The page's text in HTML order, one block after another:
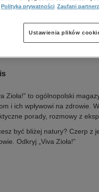
13.07.2026
CD Media Sp. z o.o.
2657-5361
Zioła!” to ogólnopolski
i ich wpływowi na zdrowie.
porady, rozmowy z
być bliżej natury? Czerp z
Odkryj „Viva Zioła!”
Polityka prywatności Zaufani
Ustawienia plików